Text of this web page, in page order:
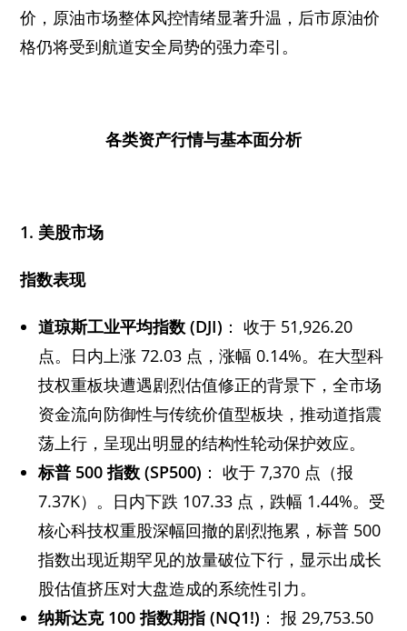
价，原油市场整体风控情绪显著升温，后市原油价
格仍将受到航道安全局势的强力牵引。
各类资产行情与基本面分析
1. 美股市场
指数表现
道琼斯工业平均指数 (DJI) ： 收于 51,926.20
点。日内上涨 72.03 点，涨幅 0.14%。在大型科
技权重板块遭遇剧烈估值修正的背景下，全市场
资金流向防御性与传统价值型板块，推动道指震
荡上行，呈现出明显的结构性轮动保护效应。
标普 500指数 (SP500) ： 收于 7,370 点（报
7.37K）。日内下跌 107.33 点，跌幅 1.44%。受
核心科技权重股深幅回撤的剧烈拖累，标普 500
指数出现近期罕见的放量破位下行，显示出成长
股估值挤压对大盘造成的系统性引力。
纳斯达克 100指数期指 (NQ1!) ： 报 29,753.50